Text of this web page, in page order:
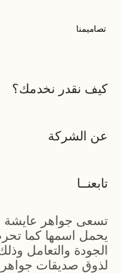
تصاميمنا
مقابلة
كيف نقدر نخدمك؟
عن الشركة
تابعنــا
تسعى جواهر عايشة
يحمل اسمها كما
الجودة والتعامل
لذوق صديقات جواهر